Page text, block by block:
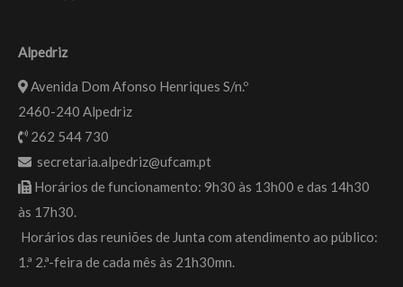
Alpedriz
Avenida Dom Afonso Henriques S/n.º
2460-240 Alpedriz
262 544 730
secretaria.alpedriz@ufcam.pt
Horários de funcionamento: 9h30 às 13h00 e das 14h30
às 17h30.
Horários das reuniões de Junta com atendimento ao público:
1.ª 2.ª-feira de cada mês às 21h30mn.